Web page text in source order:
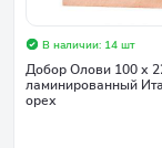
В наличии: 14 шт
Добор Олови 100 х
ламинированный
орех